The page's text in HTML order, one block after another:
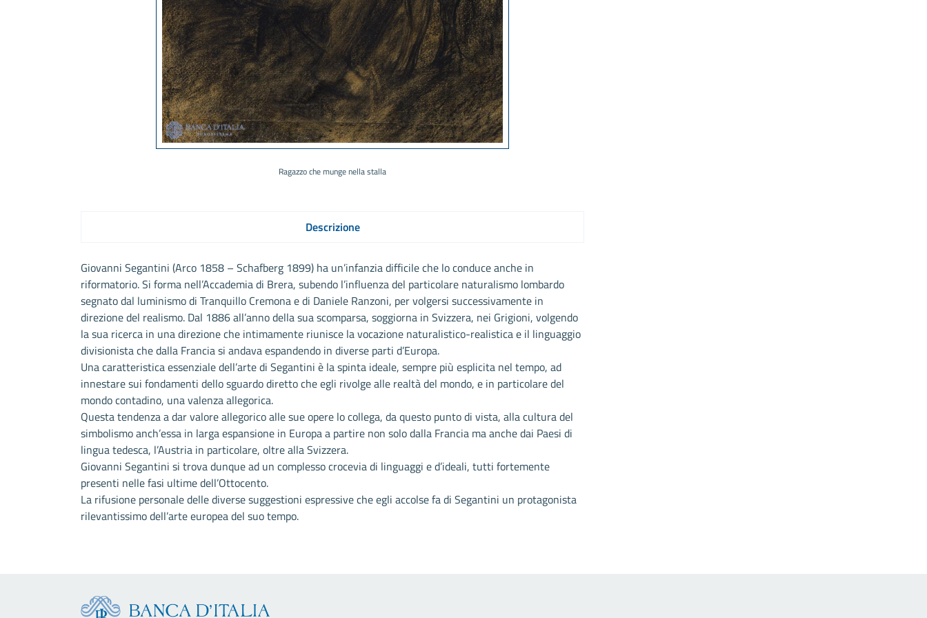
Ragazzo che munge nella stalla
Descrizione
Giovanni Segantini (Arco 1858 – Schafberg 1899) ha un’infanzia difficile che lo conduce anche in
riformatorio. Si forma nell’Accademia di Brera, subendo l’influenza del particolare naturalismo lombardo
segnato dal luminismo di Tranquillo Cremona e di Daniele Ranzoni, per volgersi successivamente in
direzione del realismo. Dal 1886 all’anno della sua scomparsa, soggiorna in Svizzera, nei Grigioni, volgendo
la sua ricerca in una direzione che intimamente riunisce la vocazione naturalistico-realistica e il linguaggio
divisionista che dalla Francia si andava espandendo in diverse parti d’Europa.
Una caratteristica essenziale dell’arte di Segantini è la spinta ideale, sempre più esplicita nel tempo, ad
innestare sui fondamenti dello sguardo diretto che egli rivolge alle realtà del mondo, e in particolare del
mondo contadino, una valenza allegorica.
Questa tendenza a dar valore allegorico alle sue opere lo collega, da questo punto di vista, alla cultura del
simbolismo anch’essa in larga espansione in Europa a partire non solo dalla Francia ma anche dai Paesi di
lingua tedesca, l’Austria in particolare, oltre alla Svizzera.
Giovanni Segantini si trova dunque ad un complesso crocevia di linguaggi e d’ideali, tutti fortemente
presenti nelle fasi ultime dell’Ottocento.
La rifusione personale delle diverse suggestioni espressive che egli accolse fa di Segantini un protagonista
rilevantissimo dell’arte europea del suo tempo.